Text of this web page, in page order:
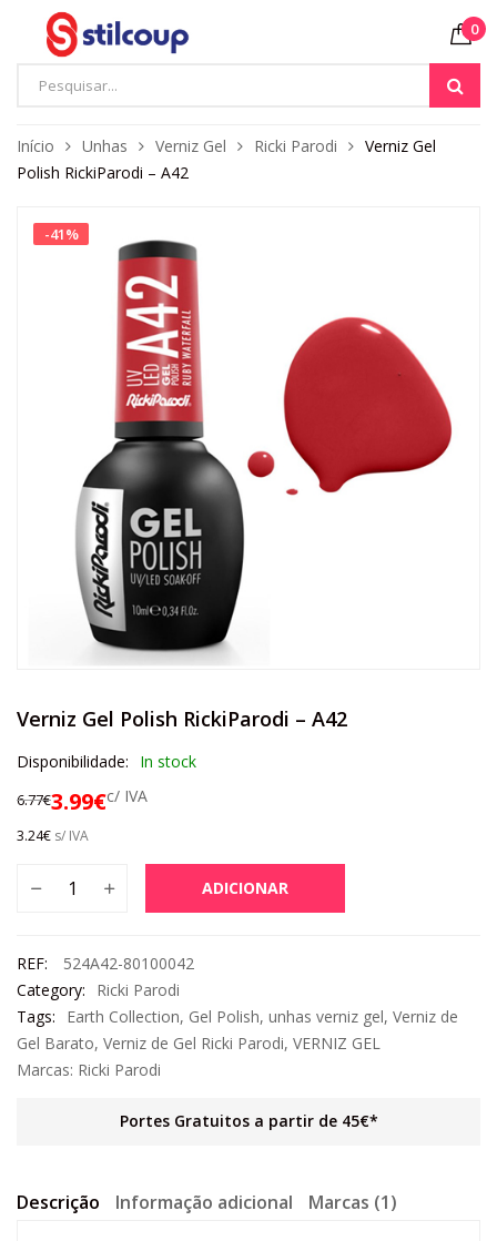
0
Início Unhas Verniz Gel Ricki Parodi
Verniz Gel
Polish RickiParodi – A42
-41%
Verniz Gel Polish RickiParodi – A42
Disponibilidade: In stock
6.77€3.99€c/ IVA
3.24€ s/ IVA
ADICIONAR
REF:
524A42-80100042
Category:
Ricki Parodi
Tags:
Earth Collection, Gel Polish, unhas verniz gel, Verniz de
Gel Barato, Verniz de Gel Ricki Parodi, VERNIZ GEL
Marcas: Ricki Parodi
Portes Gratuitos a partir de 45€*
Descrição Informação adicional Marcas (1)